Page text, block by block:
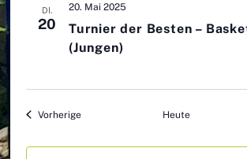
DI.
20
Turnier der Besten –
(Jungen)
20. Mai 2025
VorherigeVeranstaltungen Heute